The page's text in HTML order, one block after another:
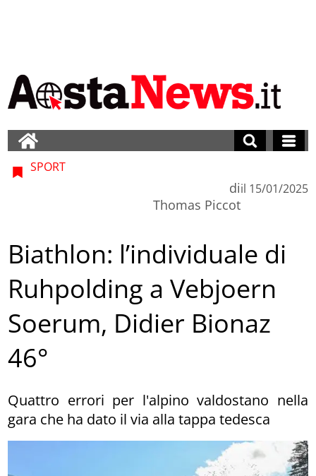
SPORT
di
Thomas Piccot
il 15/01/2025
Biathlon: l’individuale di
Ruhpolding a Vebjoern
Soerum, Didier Bionaz
46°
Quattro errori per l'alpino valdostano nella
gara che ha dato il via alla tappa tedesca